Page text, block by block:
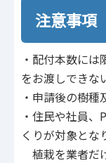
注意事項
・配付本数に
をお渡しできな
・申請後の樹種
・住民や社員
くりが対象とな
植栽を業者だ